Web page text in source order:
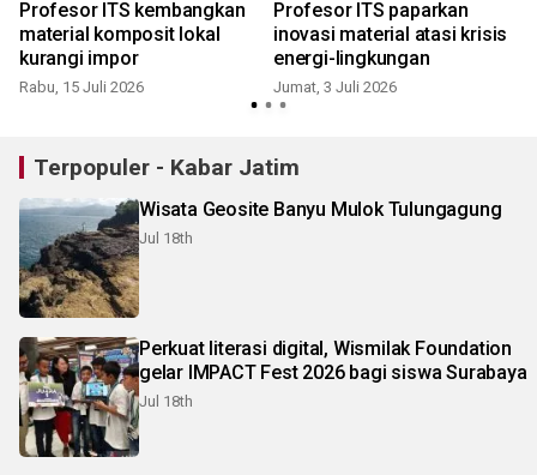
Profesor ITS kembangkan
material komposit lokal
kurangi impor
Rabu, 15 Juli 2026
Profesor ITS paparkan
inovasi material atasi krisis
energi-lingkungan
Jumat, 3 Juli 2026
Terpopuler - Kabar Jatim
Wisata Geosite Banyu Mulok Tulungagung
Jul 18th
Perkuat literasi digital, Wismilak Foundation
gelar IMPACT Fest 2026 bagi siswa Surabaya
Jul 18th